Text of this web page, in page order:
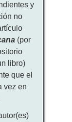
y
no
(por
libro)
que el
vez en